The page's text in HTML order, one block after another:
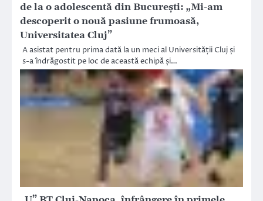
de la o adolescentă din București: „Mi-am
descoperit o nouă pasiune frumoasă,
Universitatea Cluj”
A asistat pentru prima dată la un meci al Universității Cluj și
s-a îndrăgostit pe loc de această echipă și…